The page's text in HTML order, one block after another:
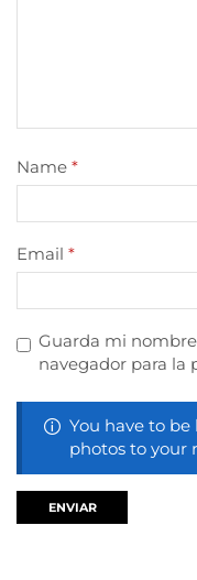
Name *
Email *
Guarda mi
navegador para la
You have to
photos to your